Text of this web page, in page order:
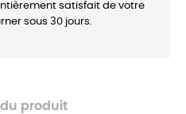
satisfait de votre
sous 30 jours.
du produit